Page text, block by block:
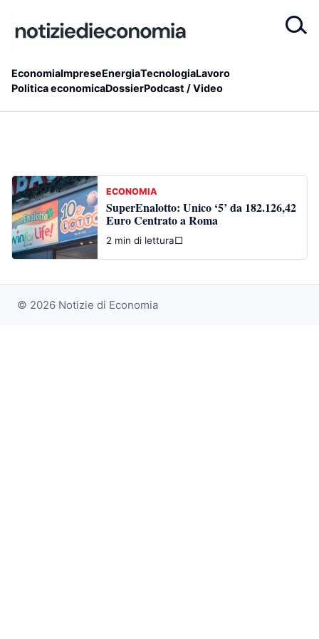
EconomiaImpreseEnergiaTecnologiaLavoro
Politica economicaDossierPodcast / Video
ECONOMIA
SuperEnalotto: Unico ‘5’ da 182.126,42
Euro Centrato a Roma
2 min di lettura□
© 2026 Notizie di Economia